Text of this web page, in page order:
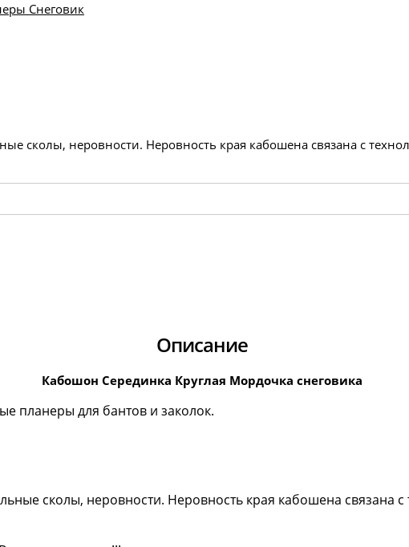
Снеговик
сколы, неровности. Неровность края кабошена связана с
Описание
Кабошон Серединка Круглая Мордочка снеговика
планеры для бантов и заколок.
сколы, неровности. Неровность края кабошена связана